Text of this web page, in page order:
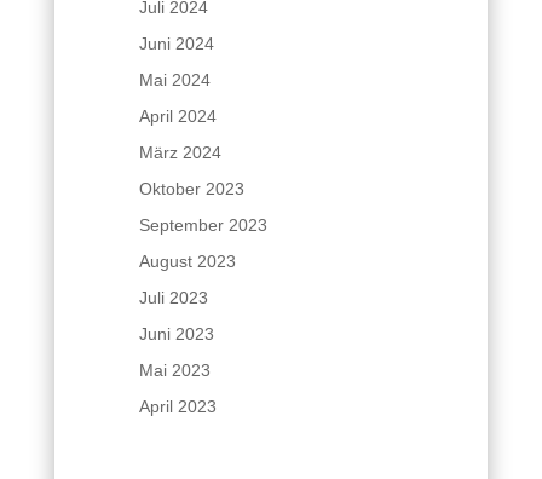
Juli 2024
Juni 2024
Mai 2024
April 2024
März 2024
Oktober 2023
September 2023
August 2023
Juli 2023
Juni 2023
Mai 2023
April 2023